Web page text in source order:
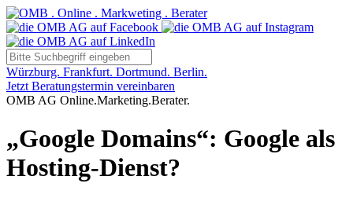
Würzburg. Frankfurt. Dortmund. Berlin.
Jetzt Beratungstermin vereinbaren
OMB AG Online.Marketing.Berater.
„Google Domains“: Google als
Hosting-Dienst?